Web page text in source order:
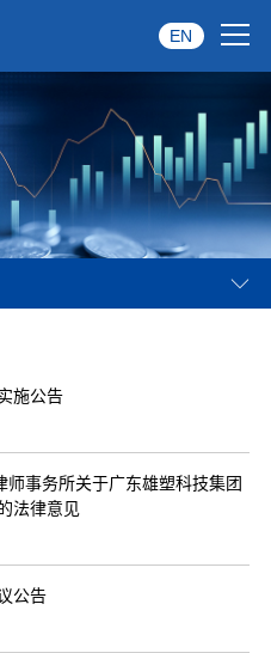
EN
施公告
事务所关于广东雄塑科技集团
法律意见
公告